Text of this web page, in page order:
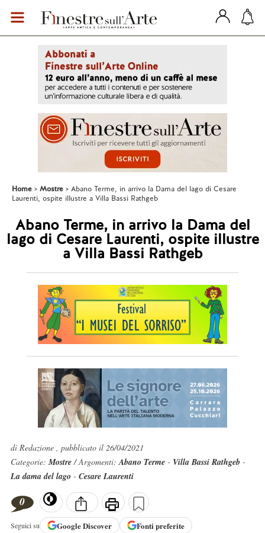
Home Mostre
Abano Terme, in arrivo la Dama del lago di Cesare
Laurenti, ospite illustre a Villa Bassi Rathgeb
Abano Terme, in arrivo la Dama del
lago di Cesare Laurenti, ospite illustre
a Villa Bassi Rathgeb
di Redazione , pubblicato il 26/04/2021
Categorie:Mostre/ Argomenti:Abano Terme- Villa Bassi Rathgeb -
La dama del lago - Cesare Laurenti
0
Seguici su GoogleDiscover Fonti preferite